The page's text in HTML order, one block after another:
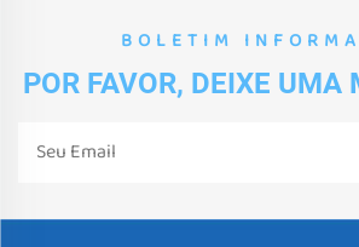
BOLETIM
POR FAVOR, DEIXE UMA